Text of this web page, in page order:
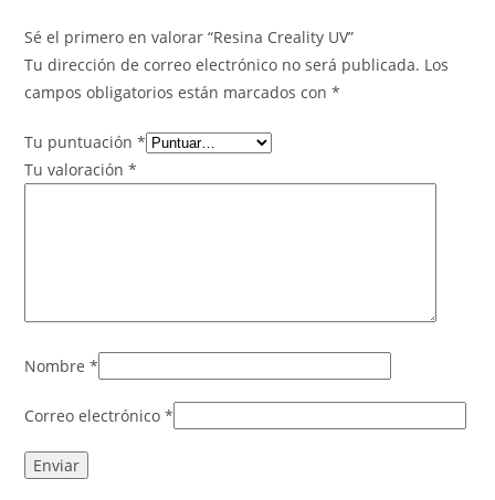
Sé el primero en valorar “Resina Creality UV”
Tu dirección de correo electrónico no será publicada. Los
campos obligatorios están marcados con*
Tu puntuación*
Tu valoración*
Nombre*
Correo electrónico*